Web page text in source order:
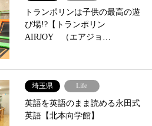
トランポリンは子供の最高の遊
び場!?【トランポリン
AIRJOY （エアジョ…
埼玉県 Life
英語を英語のまま読める永田式
英語【北本向学館】